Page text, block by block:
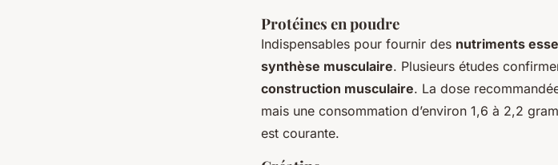
Protéines en poudre
Indispensables pour fournir des nutriments
synthèse musculaire. Plusieurs études
construction musculaire. La dose
mais une consommation d’environ 1,6 à 2,2
est courante.